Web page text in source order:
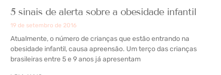
5 sinais de alerta sobre a obesidade infantil
19 de setembro de 2016
Atualmente, o número de crianças que estão entrando na
obesidade infantil, causa apreensão. Um terço das crianças
brasileiras entre 5 e 9 anos já apresentam